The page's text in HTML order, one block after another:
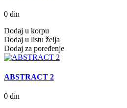
0 din
Dodaj u korpu
Dodaj u listu želja
Dodaj za poređenje
ABSTRACT 2
0 din